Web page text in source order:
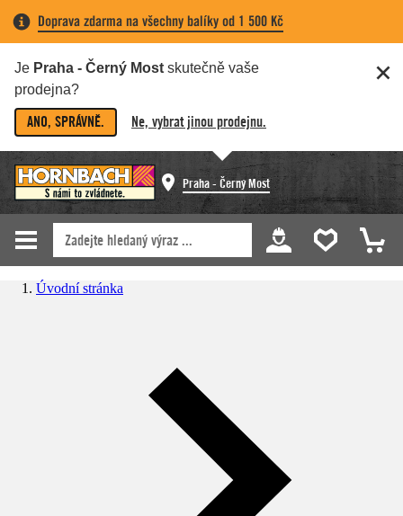
Doprava zdarma na všechny balíky od 1 500 Kč
Je Praha - Černý Most skutečně vaše
prodejna?
ANO, SPRÁVNĚ. Ne, vybrat jinou prodejnu.
Praha - Černý Most
Úvodní stránka